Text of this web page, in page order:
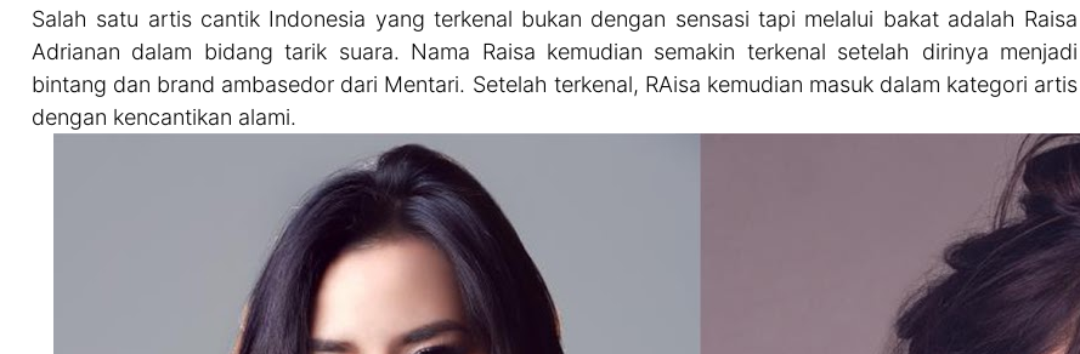
Salah satu artis cantik Indonesia yang terkenal bukan dengan sensasi tapi melalui bakat adalah Raisa
Adrianan dalam bidang tarik suara. Nama Raisa kemudian semakin terkenal setelah dirinya menjadi
bintang dan brand ambasedor dari Mentari. Setelah terkenal, RAisa kemudian masuk dalam kategori artis
dengan kencantikan alami.